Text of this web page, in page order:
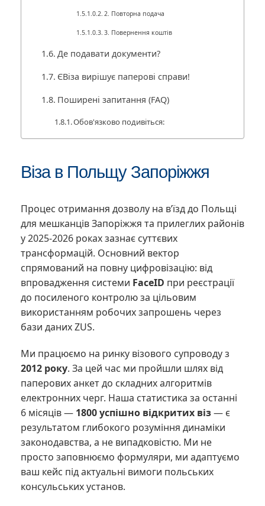
2. Повторна подача
3. Повернення коштів
Де подавати документи?
ЄВіза вирішує паперові справи!
Поширені запитання (FAQ)
Обов'язково подивіться:
Віза в Польщу Запоріжжя
Процес отримання дозволу на в’їзд до Польщі
для мешканців Запоріжжя та прилеглих районів
у 2025-2026 роках зазнає суттєвих
трансформацій. Основний вектор
спрямований на повну цифровізацію: від
впровадження системи FaceID при реєстрації
до посиленого контролю за цільовим
використанням робочих запрошень через
бази даних ZUS.
Ми працюємо на ринку візового супроводу з
2012 року. За цей час ми пройшли шлях від
паперових анкет до складних алгоритмів
електронних черг. Наша статистика за останні
6 місяців — 1800 успішно відкритих віз— є
результатом глибокого розуміння динаміки
законодавства, а не випадковістю. Ми не
просто заповнюємо формуляри, ми адаптуємо
ваш кейс під актуальні вимоги польських
консульських установ.